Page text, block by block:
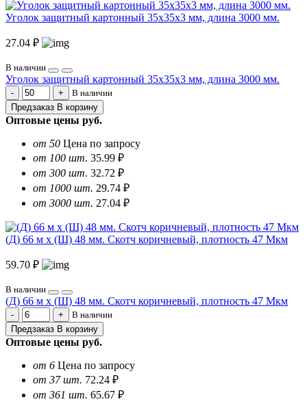
Уголок защитный картонный 35х35х3 мм, длина 3000 мм.
27.04 ₽
В наличии
Уголок защитный картонный 35х35х3 мм, длина 3000 мм.
В наличии
Предзаказ В корзину
Оптовые цены руб.
от 50 Цена по запросу
от 100 шт. 35.99 ₽
от 300 шт. 32.72 ₽
от 1000 шт. 29.74 ₽
от 3000 шт. 27.04 ₽
(Д) 66 м х (Ш) 48 мм. Скотч коричневый, плотность 47 Мкм
59.70 ₽
В наличии
(Д) 66 м х (Ш) 48 мм. Скотч коричневый, плотность 47 Мкм
В наличии
Предзаказ В корзину
Оптовые цены руб.
от 6 Цена по запросу
от 37 шт. 72.24 ₽
от 361 шт. 65.67 ₽